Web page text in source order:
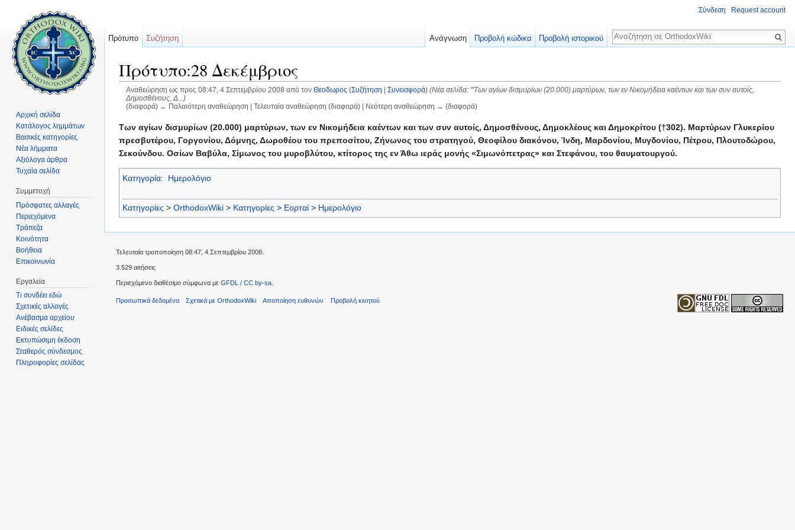
Πρότυπο:28 Δεκέμβριος
Αναθεώρηση ως προς 08:47, 4 Σεπτεμβρίου 2008 από τον Θεοδωρος (Συζήτηση Συνεισφορά) (Νέα σελίδα: '''Των αγίων δισμυρίων (20.000) μαρτύρων, των εν Νικομήδεια καέντων και των συν αυτοίς,
Δημοσθένους, Δ...)
(διαφορά) ← Παλαιότερη αναθεώρηση | Τελευταία αναθεώρηση (διαφορά) | Νεότερη αναθεώρηση → (διαφορά)
Των αγίων δισμυρίων (20.000) μαρτύρων, των εν Νικομήδεια καέντων και των συν αυτοίς, Δημοσθένους, Δημοκλέους και Δημοκρίτου (†302). Μαρτύρων Γλυκερίου
πρεσβυτέρου, Γοργονίου, Δόμνης, Δωροθέου του πρεποσίτου, Ζήνωνος του στρατηγού, Θεοφίλου διακόνου, Ίνδη, Μαρδονίου, Μυγδονίου, Πέτρου, Πλουτοδώρου,
Σεκούνδου. Οσίων Βαβύλα, Σίμωνος του μυροβλύτου, κτίτορος της εν Άθω ιεράς μονής «Σιμωνόπετρας» και Στεφάνου, του θαυματουργού.
Κατηγορία: Ημερολόγιο
Κατηγορίες > OrthodoxWiki > Κατηγορίες > Εορταί > Ημερολόγιο
Σύνδεση Request account
Πρότυπο Συζήτηση Ανάγνωση Προβολή κώδικα Προβολή ιστορικού
Αναζήτηση
Αρχική σελίδα
Κατάλογος λημμάτων
Βασικές κατηγορίες
Νέα λήμματα
Αξιόλογα άρθρα
Τυχαία σελίδα
Συμμετοχή
Πρόσφατες αλλαγές
Περιεχόμενα
Τράπεζα
Κοινότητα
Βοήθεια
Επικοινωνία
Εργαλεία
Τι συνδέει εδώ
Σχετικές αλλαγές
Ανέβασμα αρχείου
Ειδικές σελίδες
Εκτυπώσιμη έκδοση
Σταθερός σύνδεσμος
Πληροφορίες σελίδας
Τελευταία τροποποίηση 08:47, 4 Σεπτεμβρίου 2008.
3.529 αιτήσεις
Περιεχόμενο διαθέσιμο σύμφωνα με GFDL / CC by-sa
Προσωπικά δεδομένα Σχετικά με OrthodoxWiki Αποποίηση ευθυνών Προβολή κινητού